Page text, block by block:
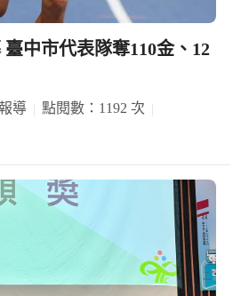
中市代表隊奪110金、12
導 點閱數：1192 次